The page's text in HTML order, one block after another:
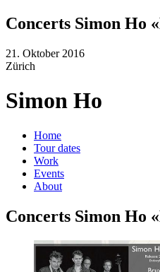
Concerts Simon Ho
21. Oktober 2016
Zürich
Simon Ho
Home
Tour dates
Work
Events
About
Concerts Simon Ho